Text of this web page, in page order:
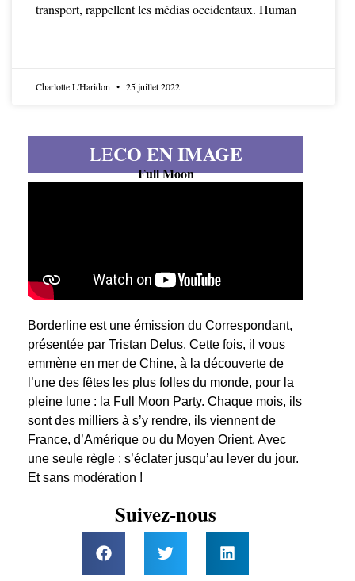
transport, rappellent les médias occidentaux. Human
Charlotte L'Haridon 25 juillet 2022
LECO EN IMAGE
Full Moon
Borderline est une émission du Correspondant,
présentée par Tristan Delus. Cette fois, il vous
emmène en mer de Chine, à la découverte de
l’une des fêtes les plus folles du monde, pour la
pleine lune : la Full Moon Party. Chaque mois, ils
sont des milliers à s’y rendre, ils viennent de
France, d’Amérique ou du Moyen Orient. Avec
une seule règle : s’éclater jusqu’au lever du jour.
Et sans modération !
Suivez-nous